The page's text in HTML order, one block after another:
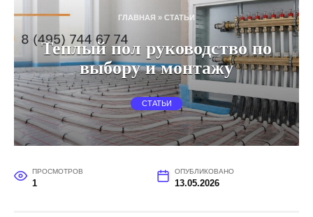
ГЛАВНАЯ » СТАТЬИ
Теплый пол руководство по
выбору и монтажу
СТАТЬИ
ПРОСМОТРОВ
1
ОПУБЛИКОВАНО
13.05.2026